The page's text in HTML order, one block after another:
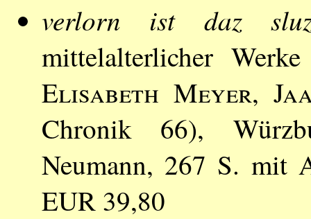
verlorn ist daz
mittelalterlicher
Elisabeth Meyer,
Chronik 66),
Neumann, 267 S. mit
EUR 39,80